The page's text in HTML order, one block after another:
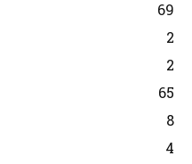
69
2
2
65
8
4